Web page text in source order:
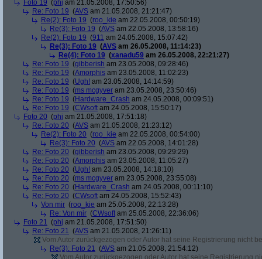
Foto 19 (phj am 21.05.2008, 17:50:56)
Re: Foto 19 (AVS am 21.05.2008, 21:21:47)
Re(2): Foto 19 (roo_kie am 22.05.2008, 00:50:19)
Re(3): Foto 19 (AVS am 22.05.2008, 13:58:16)
Re(2): Foto 19 (911 am 24.05.2008, 15:07:42)
Re(3): Foto 19 (AVS am 26.05.2008, 11:14:23)
Re(4): Foto 19 (xanadu59 am 26.05.2008, 22:21:27)
Re: Foto 19 (gibberish am 23.05.2008, 09:28:46)
Re: Foto 19 (Amorphis am 23.05.2008, 11:02:23)
Re: Foto 19 (Ugh! am 23.05.2008, 14:14:59)
Re: Foto 19 (ms mcgyver am 23.05.2008, 23:50:46)
Re: Foto 19 (Hardware_Crash am 24.05.2008, 00:09:51)
Re: Foto 19 (CWsoft am 24.05.2008, 15:50:17)
Foto 20 (phj am 21.05.2008, 17:51:18)
Re: Foto 20 (AVS am 21.05.2008, 21:23:12)
Re(2): Foto 20 (roo_kie am 22.05.2008, 00:54:00)
Re(3): Foto 20 (AVS am 22.05.2008, 14:01:28)
Re: Foto 20 (gibberish am 23.05.2008, 09:29:29)
Re: Foto 20 (Amorphis am 23.05.2008, 11:05:27)
Re: Foto 20 (Ugh! am 23.05.2008, 14:18:10)
Re: Foto 20 (ms mcgyver am 23.05.2008, 23:55:08)
Re: Foto 20 (Hardware_Crash am 24.05.2008, 00:11:10)
Re: Foto 20 (CWsoft am 24.05.2008, 15:52:43)
Von mir (roo_kie am 25.05.2008, 22:13:28)
Re: Von mir (CWsoft am 25.05.2008, 22:36:06)
Foto 21 (phj am 21.05.2008, 17:51:50)
Re: Foto 21 (AVS am 21.05.2008, 21:26:11)
Vom Autor zurückgezogen oder Autor hat seine Registrierung nicht
Re(3): Foto 21 (AVS am 21.05.2008, 21:54:12)
Vom Autor zurückgezogen oder Autor hat seine Registrierung